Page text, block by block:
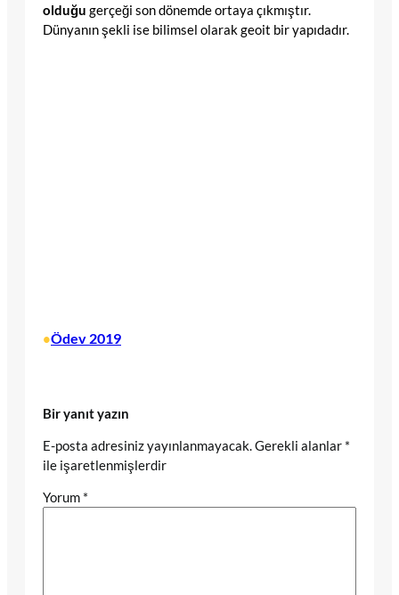
olduğu gerçeği son dönemde ortaya çıkmıştır.
Dünyanın şekli ise bilimsel olarak geoit bir yapıdadır.
•Ödev 2019
Bir yanıt yazın
E-posta adresiniz yayınlanmayacak. Gerekli alanlar *
ile işaretlenmişlerdir
Yorum *